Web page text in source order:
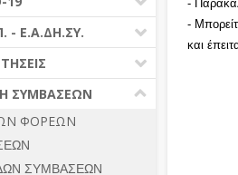
-
-
και
(Ν.3463/2006)
2010)
(ΣΥΝΟΛΟ)
COVID -19
- Ε.Α.ΔΗ.ΣΥ.
ΣΥΜΒΑΣΕΩΝ
ΦΟΡΕΩΝ
ΣΥΜΒΑΣΕΩΝ